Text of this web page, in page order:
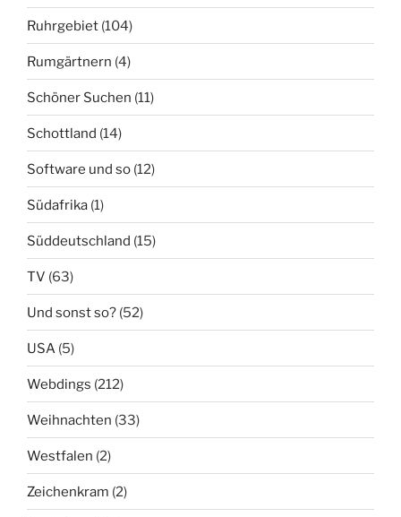
Ruhrgebiet (104)
Rumgärtnern (4)
Schöner Suchen (11)
Schottland (14)
Software und so (12)
Südafrika (1)
Süddeutschland (15)
TV (63)
Und sonst so? (52)
USA (5)
Webdings (212)
Weihnachten (33)
Westfalen (2)
Zeichenkram (2)